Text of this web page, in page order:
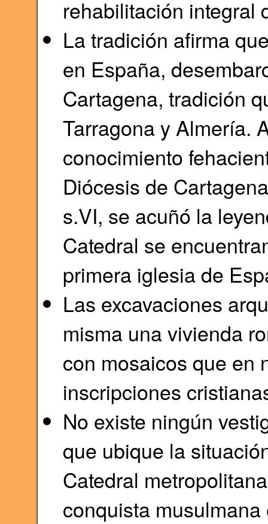
rehabilitación integral
La tradición afirma
en España,
Cartagena, tradición
Tarragona y Almería.
conocimiento
Diócesis de
s.VI, se acuñó la
Catedral se
primera iglesia de
Las excavaciones
misma una vivienda
con mosaicos que en
inscripciones
No existe ningún
que ubique la
Catedral
conquista